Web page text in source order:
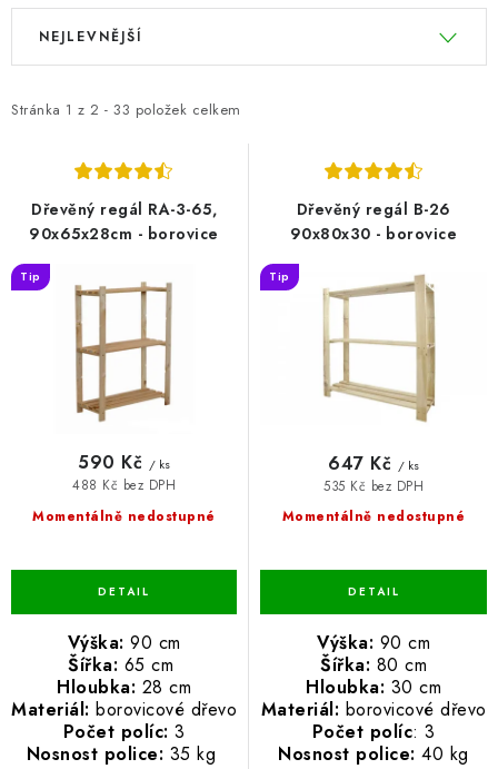
ČASTO KLADENÉ DOTAZY
B2B - VELKOOBCHOD
KONTAKTY
BLOG
Hodnocení obchodu
Reklamace zboží
Odstoupení od kupní smlouvy
Často kladené dotazy
Obchodní a dodací podmínky
Ochrana osobních údajú
Bezpečnostní certifikáty Moje objednávka
V
i
d
u
Stránka 1 z 2 - 33 položek celkem
Ř
e
o
d
NEJLEVNĚJŠÍ
Dřevěný regál RA-3-65,
90x65x28cm - borovice
Tip
Momentálně nedostupné
488 Kč bez DPH
590 Kč / ks
Výška: 90 cm
Šířka: 65 cm
Hloubka: 28 cm
Materiál: borovicové dřevo
Počet políc: 3
Nosnost police: 35 kg
Dřevěný regál B-26
90x80x30 - borovice
Tip
Momentálně nedostupné
535 Kč bez DPH
647 Kč / ks
Výška: 90 cm
Šířka: 80 cm
Hloubka: 30 cm
Materiál: borovicové dřevo
Počet políc: 3
Nosnost police:40 kg